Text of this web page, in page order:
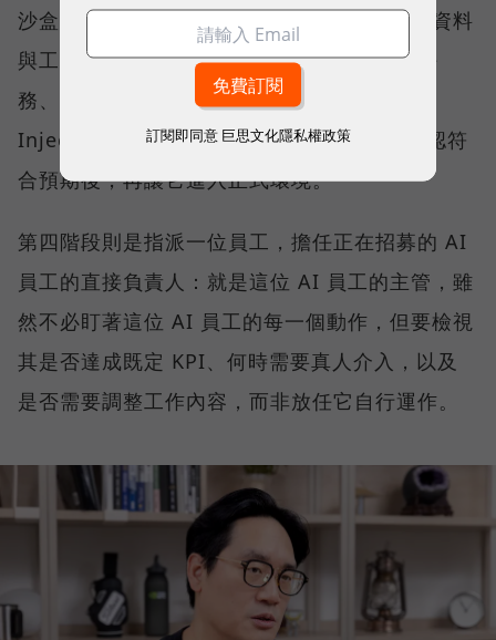
沙盒就像 AI 員工的專屬訓練室，在接觸真實資料
與工作流程前，企業可以先觀察它如何完成任
務、沒有 AI 幻覺、提示詞注入（Prompt
Injection）等風險，再加以調整與修正，確認符
合預期後，再讓它進入正式環境。
第四階段則是指派一位員工，擔任正在招募的 AI
員工的直接負責人：就是這位 AI 員工的主管，雖
然不必盯著這位 AI 員工的每一個動作，但要檢視
其是否達成既定 KPI、何時需要真人介入，以及
是否需要調整工作內容，而非放任它自行運作。
訂閱即同意 巨思文化隱私權政策